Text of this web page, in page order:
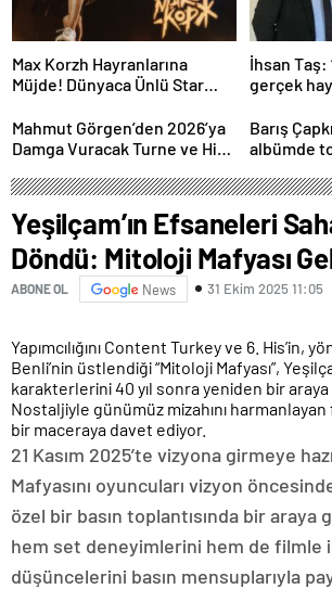
Max Korzh Hayranlarına
Müjde! Dünyaca Ünlü Star
Performansla Hayranlarıyla
Buluşuyor
İhsan
gerçek
Mahmut Görgen’den 2026’ya
Damga Vuracak Turne ve Hit
Barış
albümde
Yeşilçam’ın Efsaneleri
Döndü: Mitoloji Mafyası
ABONE OL News 31 Ekim 2025 11:05
Yapımcılığını Content Turkey ve 6. His’in,
Benli’nin üstlendiği “Mitoloji Mafyası”,
karakterlerini 40 yıl sonra yeniden bir
Nostaljiyle günümüz mizahını
bir maceraya davet ediyor.
21 Kasım 2025’te vizyona girmeye
Mafyasını oyuncuları vizyon
özel bir basın toplantısında bir araya
hem set deneyimlerini hem de filmle
düşüncelerini basın mensuplarıyla